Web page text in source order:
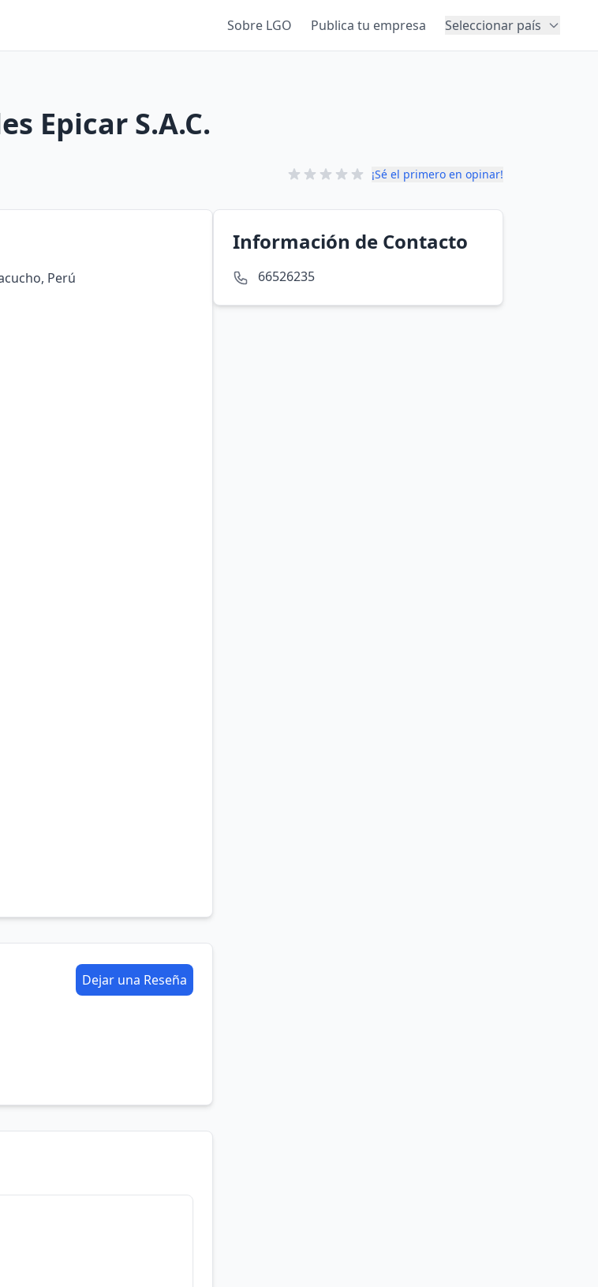
Sobre LGO Publica tu empresa Seleccionar país
Epicar S.A.C.
¡Sé el primero en opinar!
Perú
Dejar una Reseña
Información de Contacto
66526235